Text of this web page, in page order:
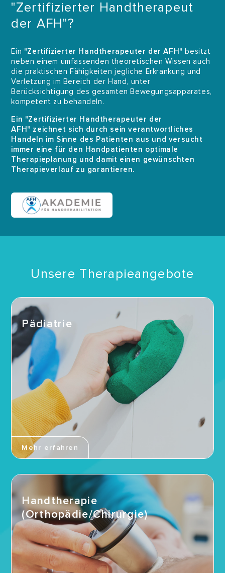
"Zertifizierter Handtherapeut
der AFH"?
Ein "Zertifizierter Handtherapeuter der AFH" besitzt
neben einem umfassenden theoretischen Wissen auch
die praktischen Fähigkeiten jegliche Erkrankung und
Verletzung im Bereich der Hand, unter
Berücksichtigung des gesamten Bewegungsapparates,
kompetent zu behandeln.
Ein "Zertifizierter Handtherapeuter der
AFH" zeichnet sich durch sein verantwortliches
Handeln im Sinne des Patienten aus und versucht
immer eine für den Handpatienten optimale
Therapieplanung und damit einen gewünschten
Therapieverlauf zu garantieren.
Unsere Therapieangebote
Pädiatrie
Mehr erfahren
Handtherapie
(Orthopädie/Chirurgie)